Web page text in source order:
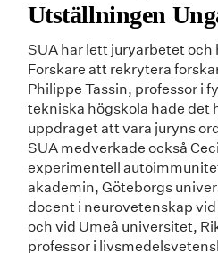
Utställningen
SUA har lett juryarbetet
Forskare att rekrytera
Philippe Tassin, professor i
tekniska högskola hade det
uppdraget att vara juryns
SUA medverkade också
experimentell
akademin, Göteborgs
docent i neurovetenskap
och vid Umeå universitet,
professor i